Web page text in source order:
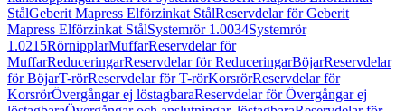
StålGeberit Mapress Elförzinkat StålReservdelar för Geberit
Mapress Elförzinkat StålSystemrör 1.0034Systemrör
1.0215RörnipplarMuffarReservdelar för
MuffarReduceringarReservdelar för ReduceringarBöjarReservdelar
för BöjarT-rörReservdelar för T-rörKorsrörReservdelar för
KorsrörÖvergångar ej löstagbaraReservdelar för Övergångar ej